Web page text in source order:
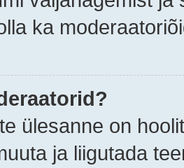
ka
ülesanne on
ja liigutada